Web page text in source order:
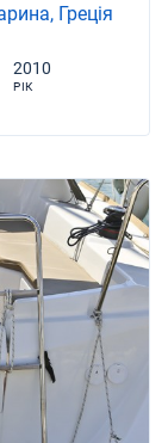
Греція
2010
РІК